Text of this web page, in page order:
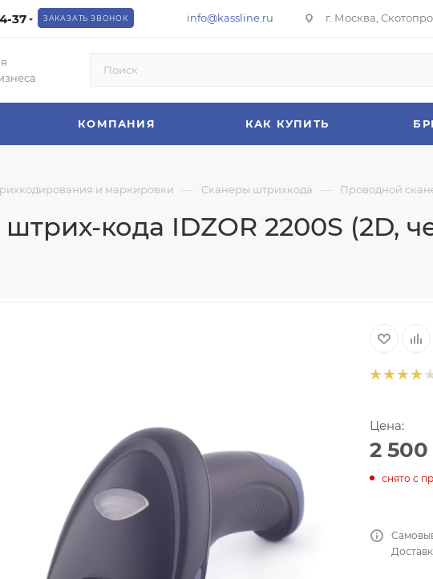
37 ЗАКАЗАТЬ ЗВОНОК info@kassline.ru г. Москва,
КОМПАНИЯ КАК КУПИТЬ
и маркировки — Сканеры штрихкода — Проводной
кода IDZOR 2200S (2D,
Цена:
2 500
снято с